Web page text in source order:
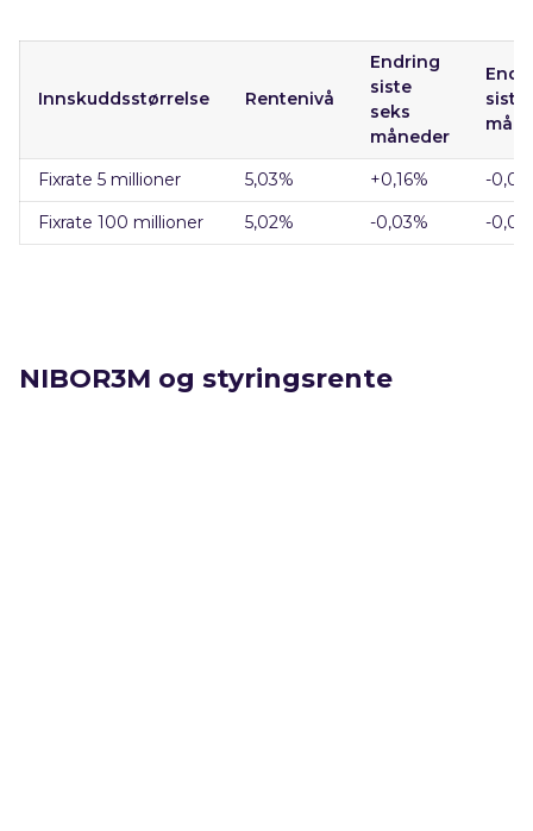
Innskuddsstørrelse Rentenivå
Endring
siste
seks
måneder
siste
Fixrate 5 millioner 5,03% +0,16%
-
Fixrate 100 millioner
5,02% -0,03% -
NIBOR3M og styringsrente